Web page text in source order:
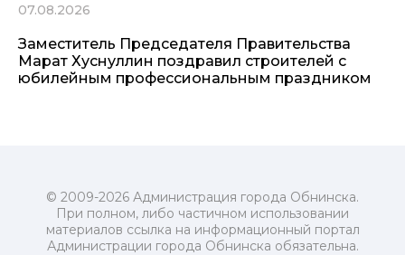
07.08.2026
Заместитель Председателя Правительства
Марат Хуснуллин поздравил строителей с
юбилейным профессиональным праздником
© 2009-2026 Администрация города Обнинска.
При полном, либо частичном использовании
материалов ссылка на информационный портал
Администрации города Обнинска обязательна.